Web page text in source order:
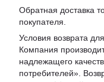
Обратная доставка
покупателя.
Условия возврата
Компания
надлежащего
потребителей».